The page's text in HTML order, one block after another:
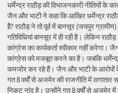
धर्मेन्द्र राठौड़ की विभाजनकारी नीतियों के
जैन और भाटी ने कहा कि आखिर धर्मेन्द्र
हैै? राठौड़ ने तो पूर्व में बानसूर (जयपुर
गतिविधियां बानसूर में ही रही है। लेकिन
कांग्रेस का कार्यकर्ता स्वीकार नहीं करेगा।
कांग्रेस को मजबूत करने का है। जबकि
कमजोर कर रहे हैं। जैन और भाटी के आरोपों के
गत 8 वर्षों से अजमेर की राजनीति में
निकट नांद है। उन्होंने गत 8 वर्षों से अजमेर